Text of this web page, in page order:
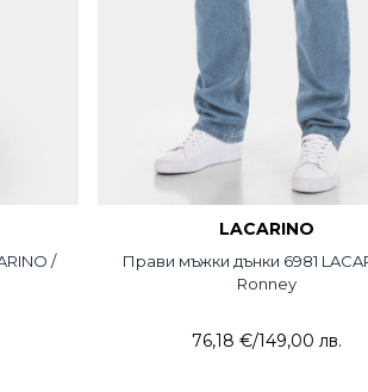
/
LACARINO
Прави мъжки дънки 6981
Ronney
76,18 €/149,00 лв.